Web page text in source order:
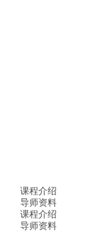
课程介绍
导师资料
课程介绍
导师资料